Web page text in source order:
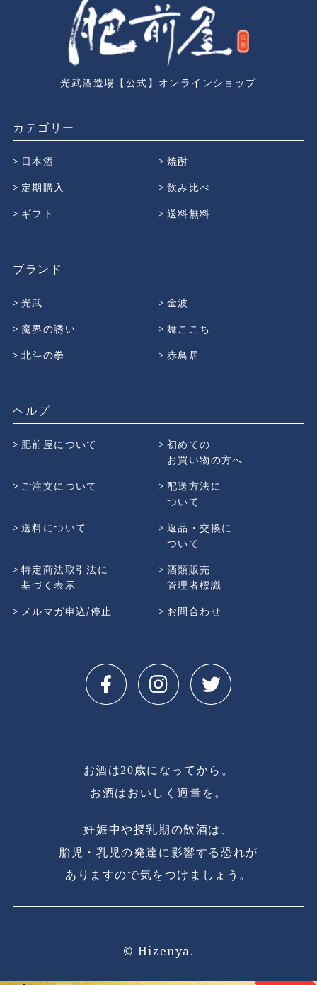
光武酒造場【公式】オンラインショップ
カテゴリー
日本酒
焼酎
定期購入
飲み比べ
ギフト
送料無料
ブランド
光武
金波
魔界の誘い
舞ここち
北斗の拳
赤鳥居
ヘルプ
肥前屋について
初めての
お買い物の方へ
ご注文について
配送方法に
ついて
送料について
返品・交換に
ついて
特定商法取引法に
基づく表示
酒類販売
管理者標識
メルマガ申込/停止
お問合わせ
お酒は20歳になってから。
お酒はおいしく適量を。
妊娠中や授乳期の飲酒は、
胎児・乳児の発達に影響する恐れが
ありますので気をつけましょう。
© Hizenya.